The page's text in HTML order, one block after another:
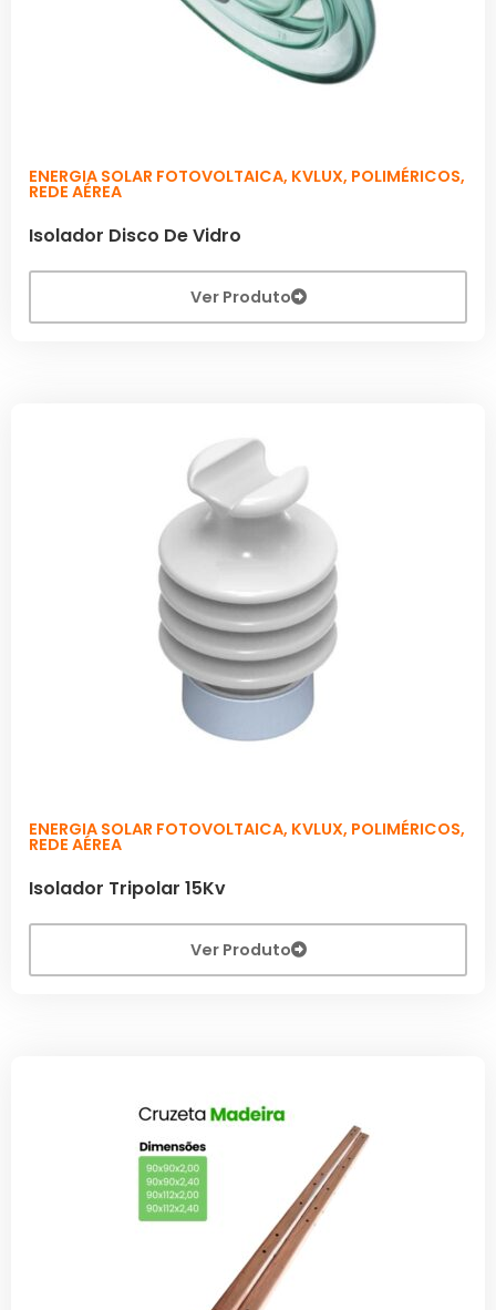
ENERGIA SOLAR FOTOVOLTAICA, KVLUX, POLIMÉRICOS,
REDE AÉREA
Isolador Disco De Vidro
Ver Produto
ENERGIA SOLAR FOTOVOLTAICA, KVLUX, POLIMÉRICOS,
REDE AÉREA
Isolador Tripolar 15Kv
Ver Produto